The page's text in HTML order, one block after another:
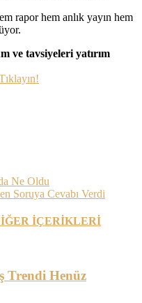
rapor hem anlık yayın hem
ve tavsiyeleri yatırım
Ne Oldu
Soruya Cevabı Verdi
İÇERİKLERİ
Trendi Henüz